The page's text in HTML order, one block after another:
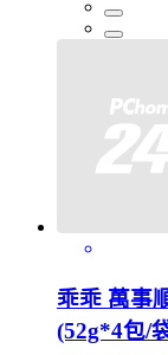
乖乖 萬事
(52g*4包/